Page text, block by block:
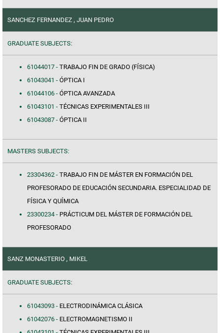
SANCHEZ FERNANDEZ , JUAN PEDRO
GRADUATE SUBJECTS:
61044017 - TRABAJO FIN DE GRADO (FÍSICA)
61043041 - ÓPTICA I
61044106 - ÓPTICA AVANZADA
61043101 - TÉCNICAS EXPERIMENTALES III
61043087 - ÓPTICA II
MASTERS SUBJECTS:
23304362 - TRABAJO FIN DE MÁSTER EN FORMACIÓN DEL
PROFESORADO DE EDUCACIÓN SECUNDARIA. ESPECIALIDAD DE
FÍSICA Y QUÍMICA
23300234 - PRÁCTICUM DEL MÁSTER DE FORMACIÓN DEL
PROFESORADO
SANZ MONASTERIO , MIKEL
GRADUATE SUBJECTS:
61043093 - ELECTRODINÁMICA CLÁSICA
61042076 - ELECTROMAGNETISMO II